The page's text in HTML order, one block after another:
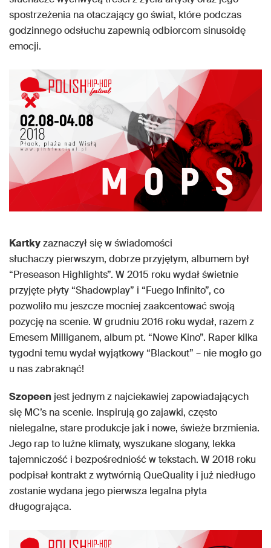
spostrzeżenia na otaczający go świat, które podczas
godzinnego odsłuchu zapewnią odbiorcom sinusoidę
emocji.
Kartkyzaznaczył się w świadomości
słuchaczy pierwszym, dobrze przyjętym, albumem był
“Preseason Highlights”. W 2015 roku wydał świetnie
przyjęte płyty “Shadowplay” i “Fuego Infinito”, co
pozwoliło mu jeszcze mocniej zaakcentować swoją
pozycję na scenie. W grudniu 2016 roku wydał, razem z
Emesem Milliganem, album pt. “Nowe Kino”. Raper kilka
tygodni temu wydał wyjątkowy “Blackout” – nie mogło go
u nas zabraknąć!
Szopeen jest jednym z najciekawiej zapowiadających
się MC’s na scenie. Inspirują go zajawki, często
nielegalne, stare produkcje jak i nowe, świeże brzmienia.
Jego rap to luźne klimaty, wyszukane slogany, lekka
tajemniczość i bezpośredniość w tekstach. W 2018 roku
podpisał kontrakt z wytwórnią QueQuality i już niedługo
zostanie wydana jego pierwsza legalna płyta
długogrająca.